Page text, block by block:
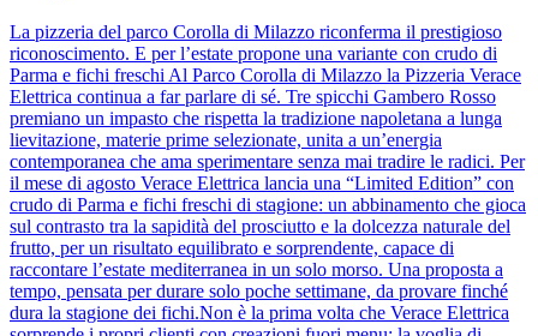
La pizzeria del parco Corolla di Milazzo riconferma il prestigioso
riconoscimento. E per l’estate propone una variante con crudo di
Parma e fichi freschi Al Parco Corolla di Milazzo la Pizzeria Verace
Elettrica continua a far parlare di sé. Tre spicchi Gambero Rosso
premiano un impasto che rispetta la tradizione napoletana a lunga
lievitazione, materie prime selezionate, unita a un’energia
contemporanea che ama sperimentare senza mai tradire le radici. Per
il mese di agosto Verace Elettrica lancia una “Limited Edition” con
crudo di Parma e fichi freschi di stagione: un abbinamento che gioca
sul contrasto tra la sapidità del prosciutto e la dolcezza naturale del
frutto, per un risultato equilibrato e sorprendente, capace di
raccontare l’estate mediterranea in un solo morso. Una proposta a
tempo, pensata per durare solo poche settimane, da provare finché
dura la stagione dei fichi.Non è la prima volta che Verace Elettrica